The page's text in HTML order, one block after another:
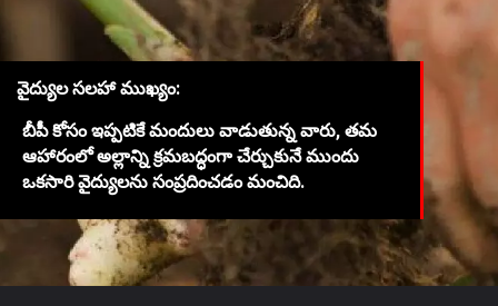
వైద్యుల సలహా ముఖ్యం:
బీపీ కోసం ఇప్పటికే మందులు వాడుతున్న వారు, తమ
ఆహారంలో అల్లాన్ని క్రమబద్ధంగా చేర్చుకునే ముందు
ఒకసారి వైద్యులను సంప్రదించడం మంచిది.